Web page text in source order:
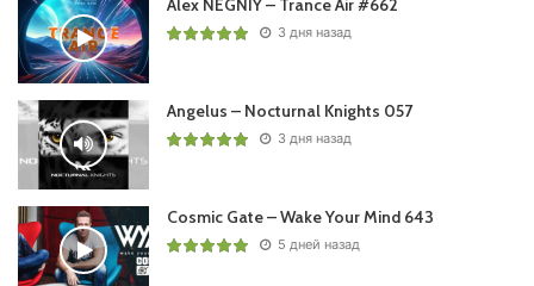
Alex NEGNIY – Trance Air #662
3 дня назад
Angelus – Nocturnal Knights 057
3 дня назад
Cosmic Gate – Wake Your Mind 643
5 дней назад